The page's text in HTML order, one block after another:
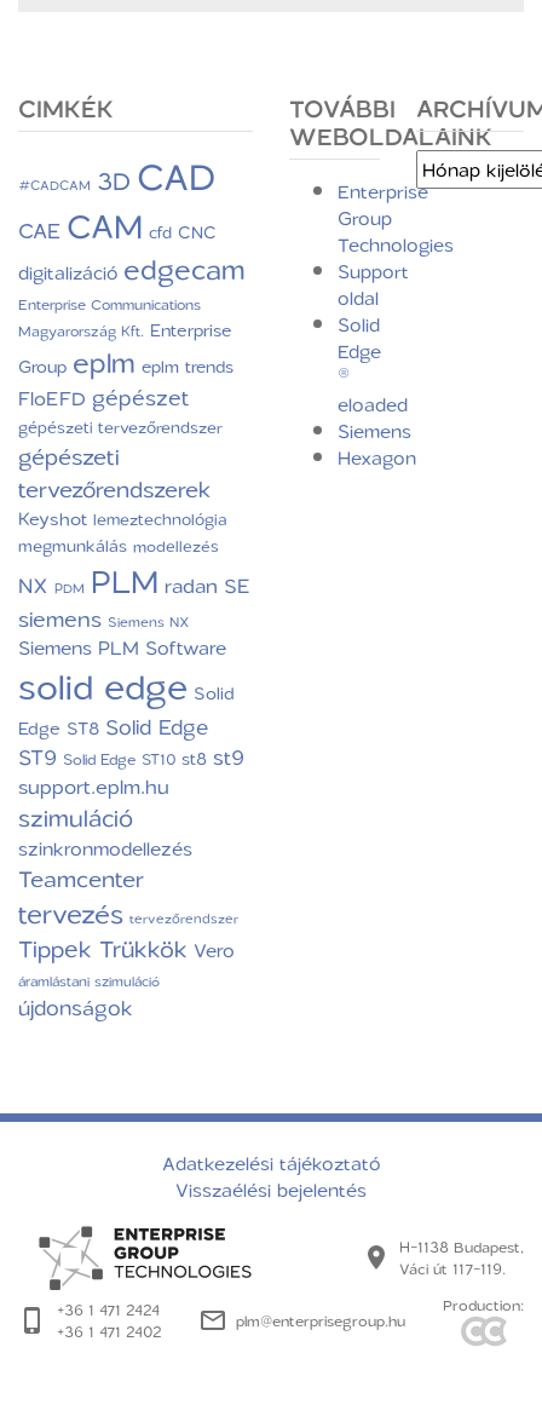
CIMKÉK
#CADCAM 3DCAD
CAE CAM cfd CNC
digitalizáció edgecam
Enterprise Communications
Magyarország Kft. Enterprise
Group eplm eplm trends
FloEFD gépészet
gépészeti tervezőrendszer
gépészeti
tervezőrendszerek
Keyshot lemeztechnológia
megmunkálás modellezés
NX PDM PLM radan SE
siemens Siemens NX
Siemens PLM Software
solid edge Solid
Edge ST8 Solid Edge
ST9 Solid Edge ST10 st8 st9
support.eplm.hu
szimuláció
szinkronmodellezés
Teamcenter
tervezés tervezőrendszer
Tippek Trükkök Vero
áramlástani szimuláció
újdonságok
TOVÁBBI
WEBOLDALAINK
Enterprise
Group
Technologies
Support
oldal
Solid
Edge
®
eloaded
Siemens
Hexagon
Archívum
Adatkezelési tájékoztató
Visszaélési bejelentés
H-1138 Budapest,
Váci út 117-119.
+36 1 471 2424
+36 1 471 2402
plm@enterprisegroup.hu
Production: